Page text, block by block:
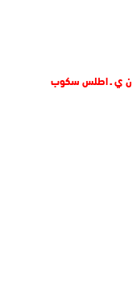
ن ي ـ اطلس سكوب